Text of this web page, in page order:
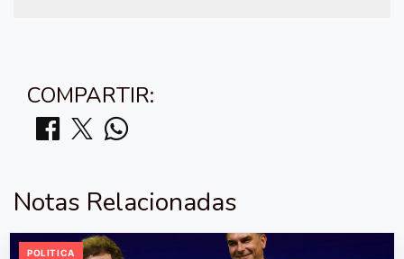
COMPARTIR:
Notas Relacionadas
POLITICA